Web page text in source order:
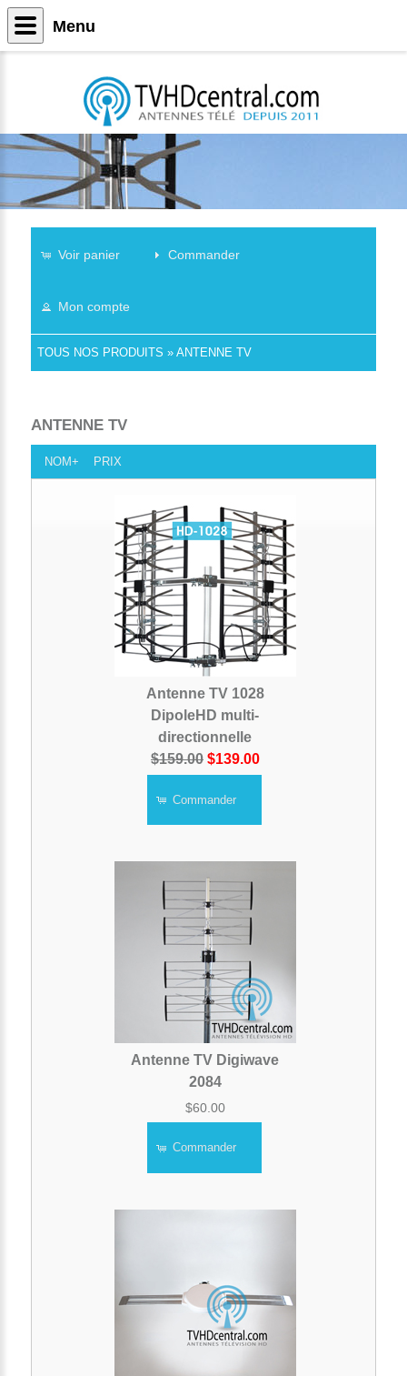
Voir panier Commander
Mon compte
TOUS NOS PRODUITS » ANTENNE TV
ANTENNE TV
NOM+ PRIX
Antenne TV 1028
DipoleHD multi-
directionnelle
$159.00 $139.00
Commander
Antenne TV Digiwave
2084
$60.00
Commander
Menu